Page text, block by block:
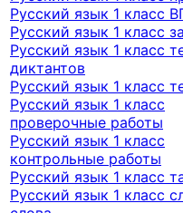
Русский язык 1 класс
Русский язык 1 класс
Русский язык 1 класс
диктантов
Русский язык 1 класс
Русский язык 1 класс
проверочные работы
Русский язык 1 класс
контрольные работы
Русский язык 1 класс
Русский язык 1 класс